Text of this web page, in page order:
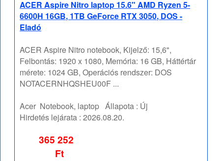
ACER Aspire Nitro laptop 15.6" AMD Ryzen 5-
6600H 16GB, 1TB GeForce RTX 3050, DOS -
Eladó
ACER Aspire Nitro notebook, Kijelző: 15,6",
Felbontás: 1920 x 1080, Memória: 16 GB, Háttértár
mérete: 1024 GB, Operációs rendszer: DOS
NOTACERNHQSHEU00F ...
Acer Notebook, laptop Állapota : Új
Hirdetés lejárata :2026.08.20.
365 252
Ft